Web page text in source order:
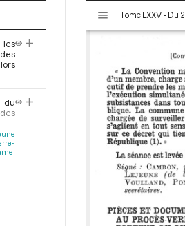
du
s
Tome LXXV - Du